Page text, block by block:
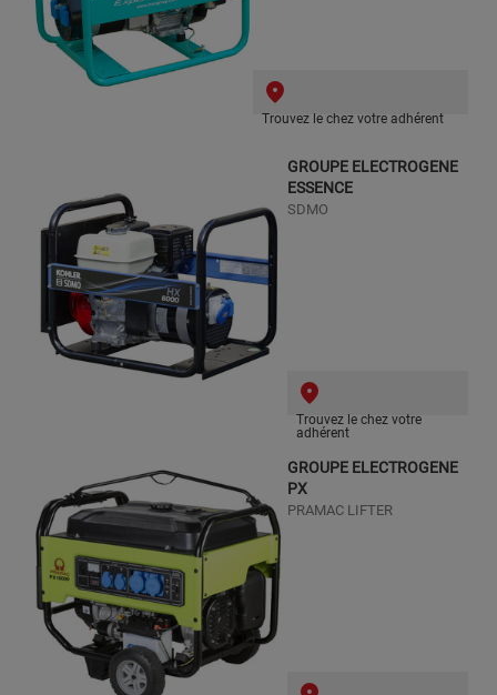
Trouvez le chez votre adhérent
GROUPE ELECTROGENE
ESSENCE
SDMO
Trouvez le chez votre
adhérent
GROUPE ELECTROGENE
PX
PRAMAC LIFTER